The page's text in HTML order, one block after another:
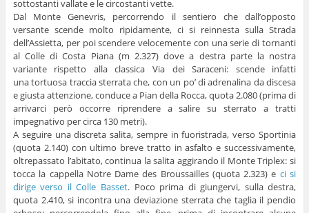
sottostanti vallate e le circostanti vette.
Dal Monte Genevris, percorrendo il sentiero che dall’opposto
versante scende molto ripidamente, ci si reinnesta sulla Strada
dell’Assietta, per poi scendere velocemente con una serie di tornanti
al Colle di Costa Piana (m 2.327) dove a destra parte la nostra
variante rispetto alla classica Via dei Saraceni: scende infatti
una tortuosa traccia sterrata che, con un po’ di adrenalina da discesa
e giusta attenzione, conduce a Pian della Rocca, quota 2.080 (prima di
arrivarci però occorre riprendere a salire su sterrato a tratti
impegnativo per circa 130 metri).
A seguire una discreta salita, sempre in fuoristrada, verso Sportinia
(quota 2.140) con ultimo breve tratto in asfalto e successivamente,
oltrepassato l’abitato, continua la salita aggirando il Monte Triplex: si
tocca la cappella Notre Dame des Broussailles (quota 2.323) e ci si
dirige verso il Colle Basset. Poco prima di giungervi, sulla destra,
quota 2.410, si incontra una deviazione sterrata che taglia il pendio